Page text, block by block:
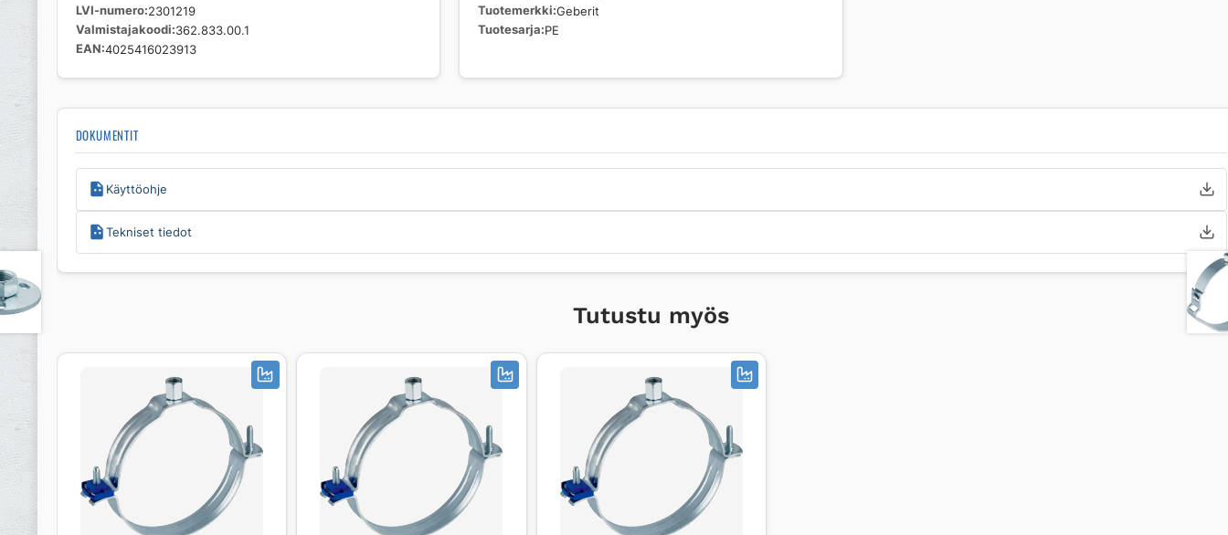
LVI-numero 2301219
Valmistajakoodi 362.833.00.1
EAN 4025416023913
Tuotemerkki Geberit
Tuotesarja PE
DOKUMENTIT
Käyttöohje
Tekniset tiedot
Tutustu myös